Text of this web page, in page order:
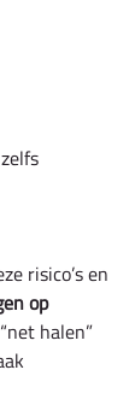
risico’s en
op
halen”